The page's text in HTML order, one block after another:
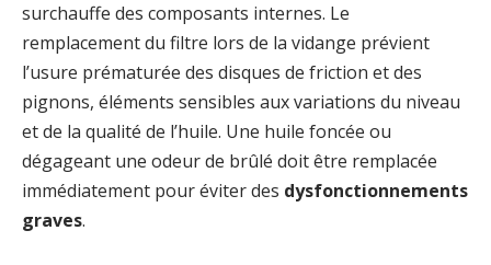
surchauffe des composants internes. Le
remplacement du filtre lors de la vidange prévient
l’usure prématurée des disques de friction et des
pignons, éléments sensibles aux variations du niveau
et de la qualité de l’huile. Une huile foncée ou
dégageant une odeur de brûlé doit être remplacée
immédiatement pour éviter des dysfonctionnements
graves.